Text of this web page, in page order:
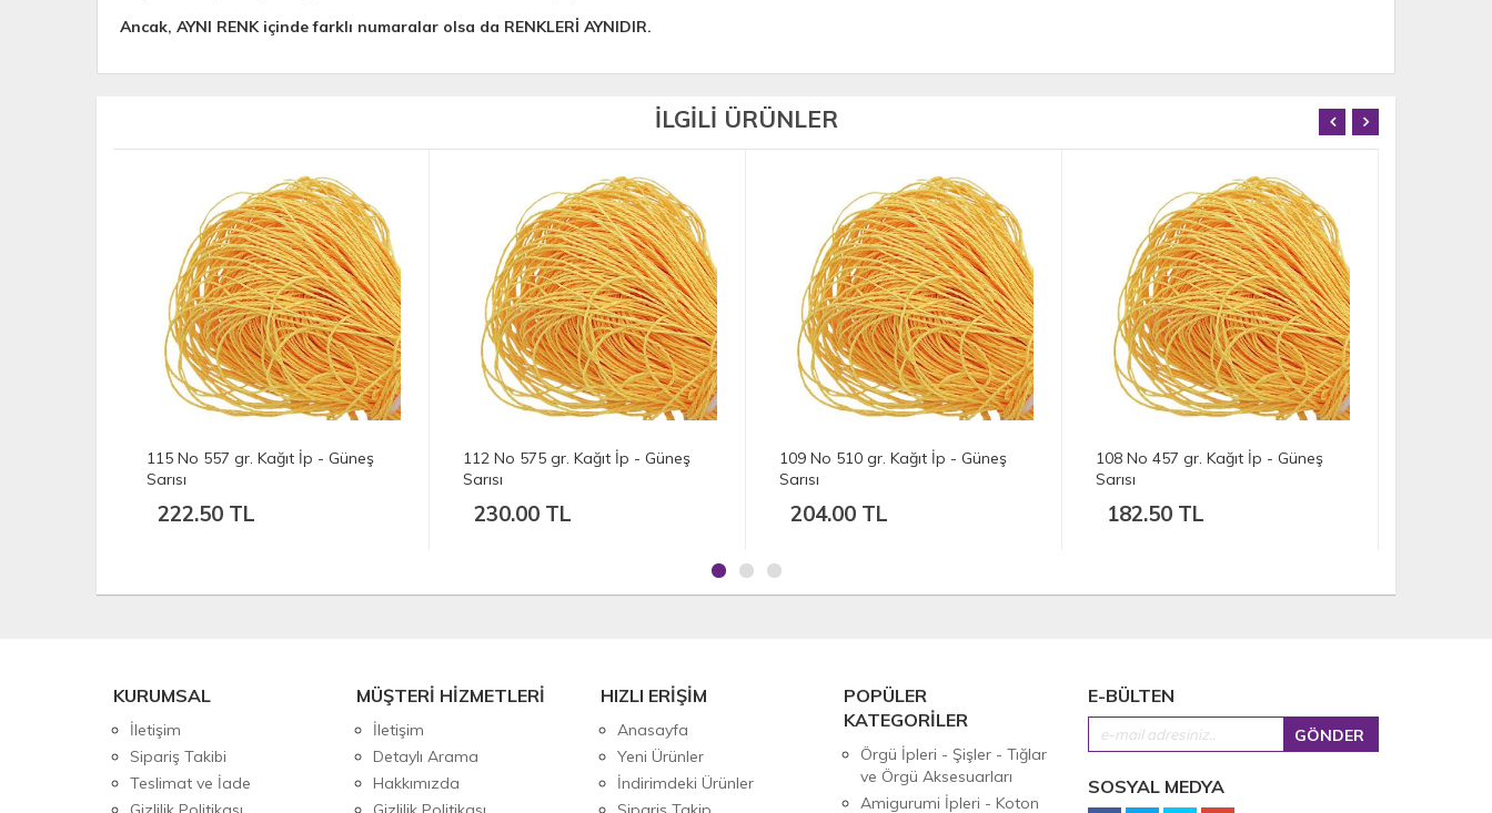
Ancak, AYNI RENK içinde farklı numaralar olsa da RENKLERİ AYNIDIR.
İLGİLİ ÜRÜNLER
112 No 575 gr. Kağıt İp - Güneş
Sarısı
230.00 TL
109 No 510 gr. Kağıt İp - Güneş
Sarısı
204.00 TL
108 No 457 gr. Kağıt İp - Güneş
Sarısı
182.50 TL
107 No 530 gr. Kağıt İp - Güneş
Sarısı
212.00 TL
KURUMSAL
İletişim
Sipariş Takibi
Teslimat ve İade
MÜŞTERİ HİZMETLERİ
İletişim
Detaylı Arama
Hakkımızda
HIZLI ERİŞİM
Anasayfa
Yeni Ürünler
İndirimdeki Ürünler
POPÜLER
KATEGORİLER
Örgü İpleri - Şişler - Tığlar
ve Örgü Aksesuarları
Amigurumi İpleri - Koton
E-BÜLTEN
SOSYAL MEDYA